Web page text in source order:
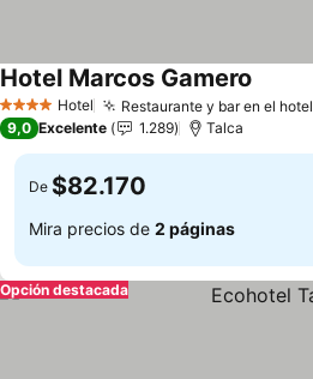
4 EstrellasHotel Restaurante y bar en el hotel
Hotel Marcos Gamero
9,0 Excelente 1.289 Talca
De $82.170
Mira precios de 2 páginas
Opción destacada